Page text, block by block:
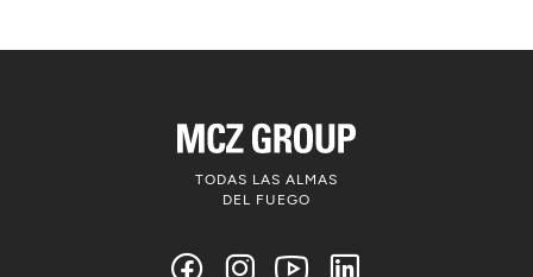
TODAS LAS ALMAS
DEL FUEGO